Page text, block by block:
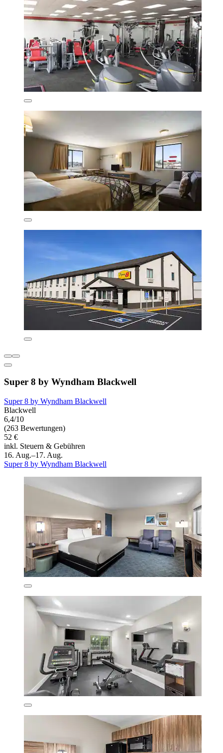
Super 8 by Wyndham Blackwell
Super 8 by Wyndham Blackwell
Blackwell
6,4/10
(263 Bewertungen)
52 €
inkl. Steuern & Gebühren
16. Aug.–17. Aug.
Super 8 by Wyndham Blackwell